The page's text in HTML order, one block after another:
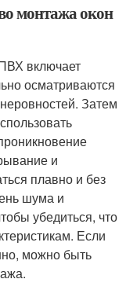
монтажа окон
включает
осматриваются
Затем
и
плавно и без
шума и
убедиться, что
Если
можно быть